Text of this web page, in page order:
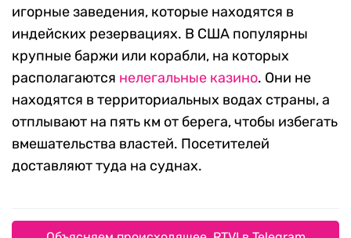
игорные заведения, которые находятся в
индейских резервациях. В США популярны
крупные баржи или корабли, на которых
располагаются нелегальные казино. Они не
находятся в территориальных водах страны, а
отплывают на пять км от берега, чтобы избегать
вмешательства властей. Посетителей
доставляют туда на суднах.